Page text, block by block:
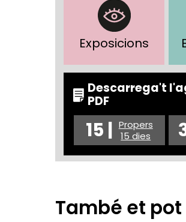
Exposicions
Descarrega't
PDF
15 | Propers
15 dies
També et